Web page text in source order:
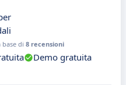
base di 8 recensioni
Demo gratuita